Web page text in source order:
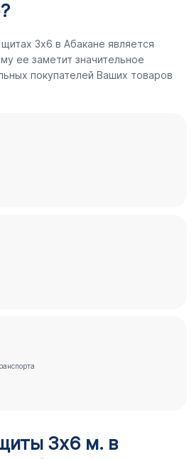
3х6 в Абакане является
ее заметит значительное
покупателей Ваших товаров
3х6 м. в